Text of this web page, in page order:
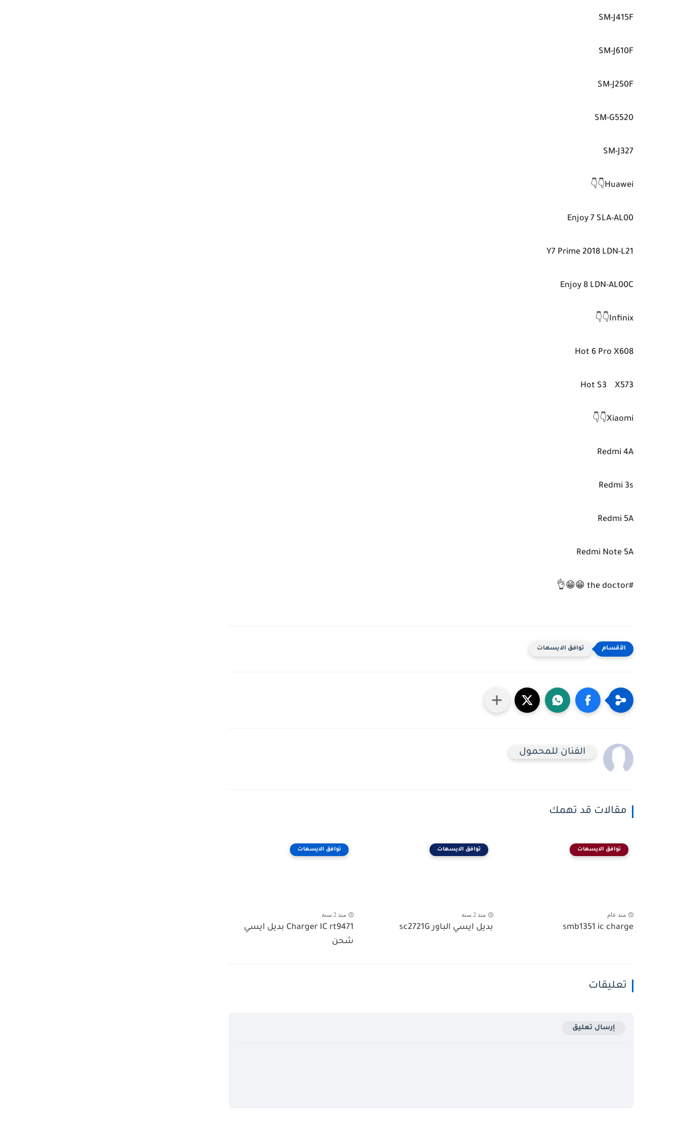
SM-J415F
SM-J610F
SM-J250F
SM-G5520
SM-J327
Huawei👇👇
Enjoy 7 SLA-AL00
Y7 Prime 2018 LDN-L21
Enjoy 8 LDN-AL00C
Infinix👇👇
Hot 6 Pro X608
Hot S3 X573
Xiaomi👇👇
Redmi 4A
Redmi 3s
Redmi 5A
Redmi Note 5A
#the doctor 😁😁👌
توافق الايسهات
الفنان للمحمول
مقالات قد تهمك
توافق الايسهات
منذ عام
smb1351 ic charge
توافق الايسهات
منذ 2 سنة
بديل ايسي الباور sc2721G
توافق الايسهات
منذ 2 سنة
Charger IC rt9471 بديل ايسي
شحن
تعليقات
إرسال تعليق